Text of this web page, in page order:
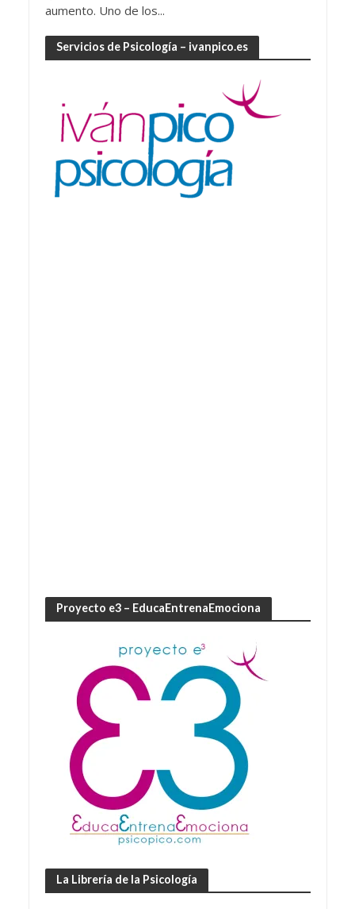
aumento. Uno de los...
Servicios de Psicología – ivanpico.es
Proyecto e3 – EducaEntrenaEmociona
La Librería de la Psicología